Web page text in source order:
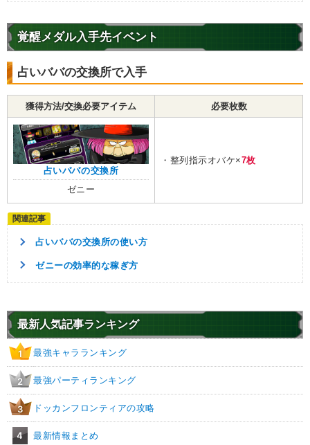
覚醒メダル入手先イベント
占いババの交換所で入手
獲得方法/交換必要アイテム 必要枚数
占いババの交換所
ゼニー
・整列指示オバケ×7枚
占いババの交換所の使い方
ゼニーの効率的な稼ぎ方
最新人気記事ランキング
1 最強キャラランキング
2 最強パーティランキング
3 ドッカンフロンティアの攻略
4 最新情報まとめ